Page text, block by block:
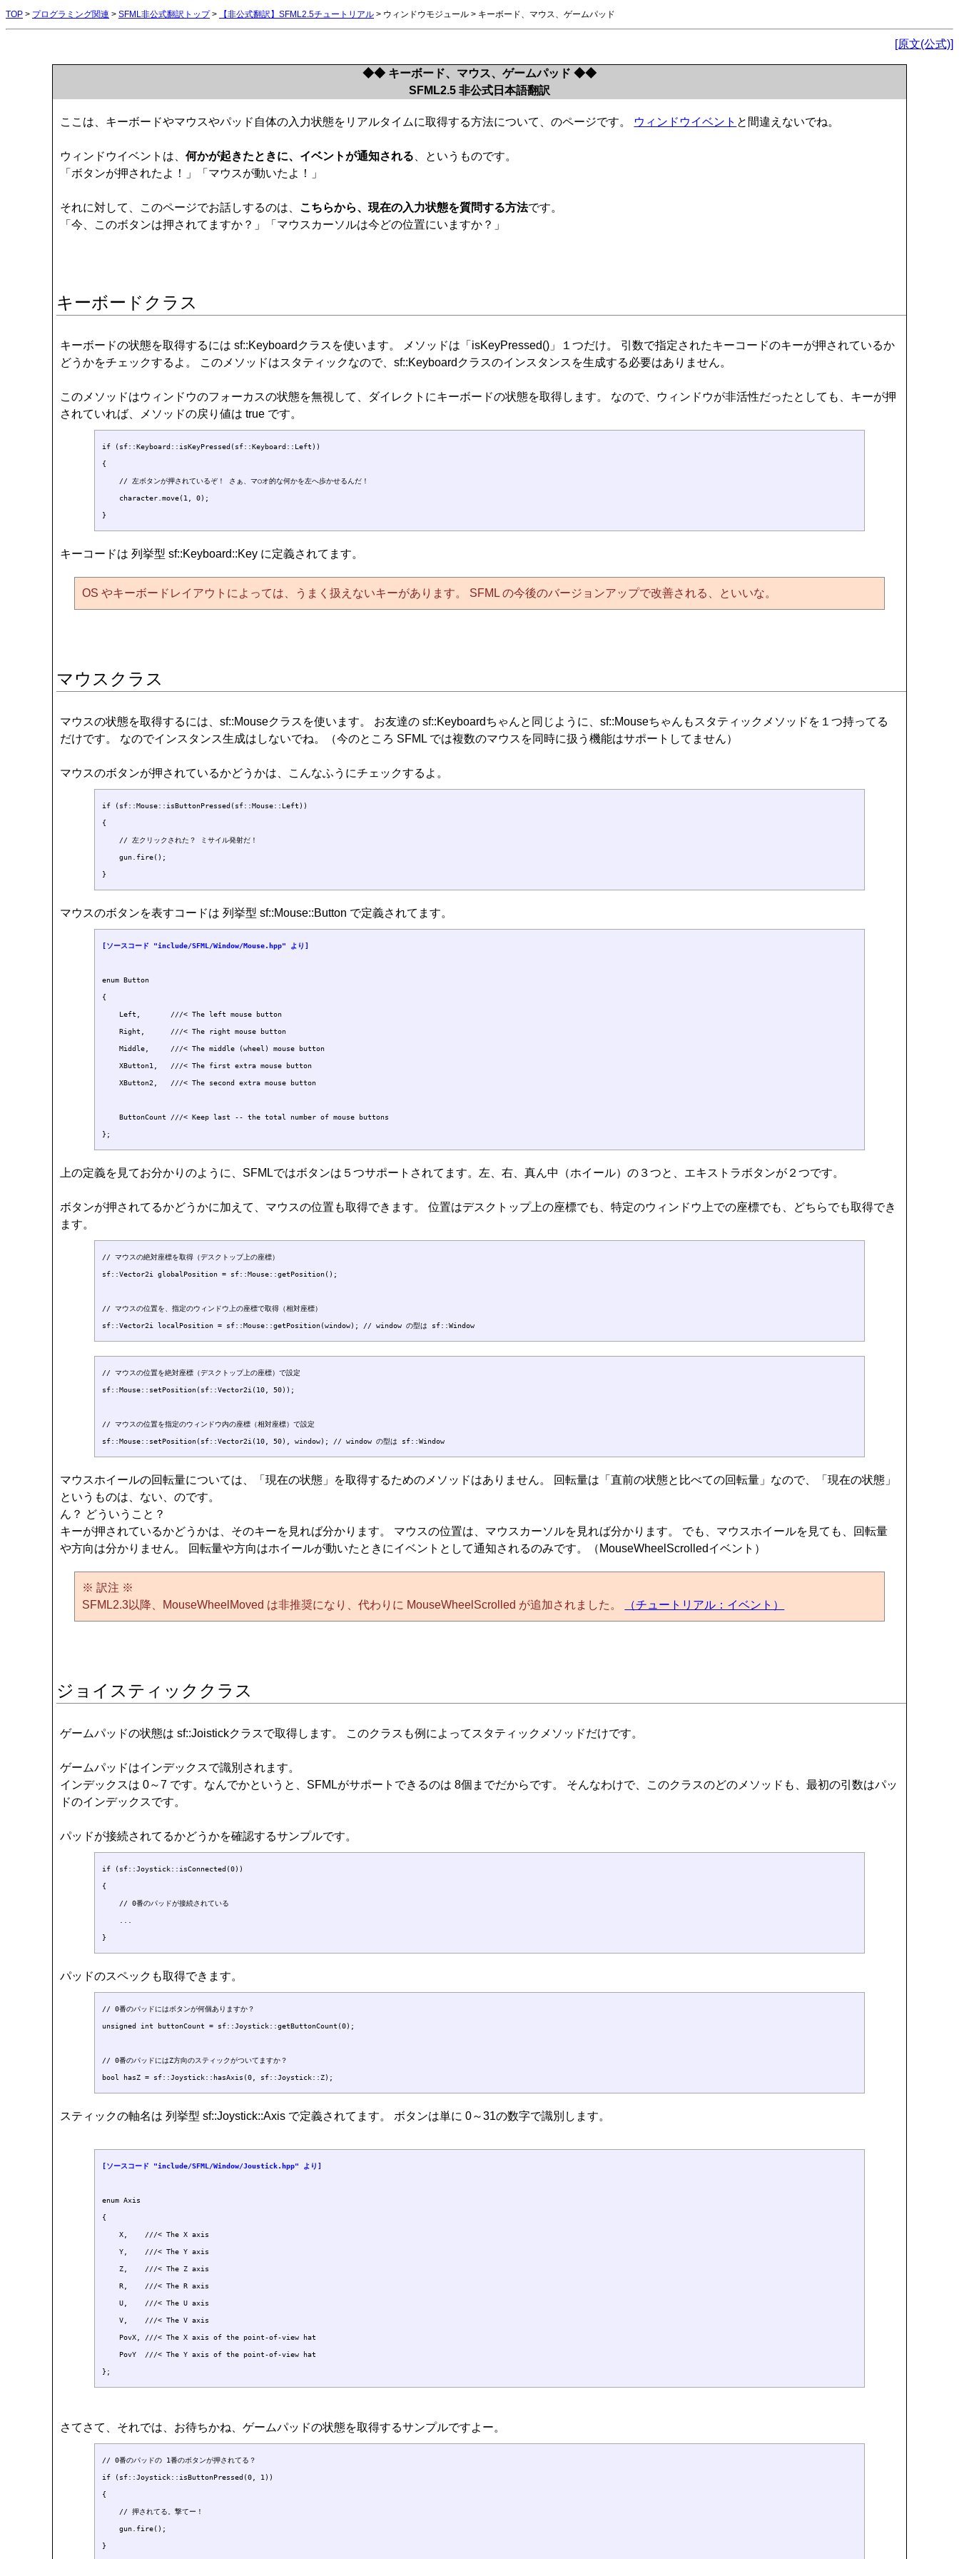
TOP > プログラミング関連 > SFML非公式翻訳トップ> 【非公式翻訳】SFML2.5チュートリアル > ウィンドウモジュール > キーボード、マウス、ゲームパッド
[原文(公式)]
◆◆ キーボード、マウス、ゲームパッド ◆◆
SFML2.5 非公式日本語翻訳
ここは、キーボードやマウスやパッド自体の入力状態をリアルタイムに取得する方法について、のページです。 ウィンドウイベント と間違えないでね。
ウィンドウイベントは、何かが起きたときに、イベントが通知される 、というものです。
「ボタンが押されたよ！」「マウスが動いたよ！」
それに対して、このページでお話しするのは、 こちらから、現在の入力状態を質問する方法です。
「今、このボタンは押されてますか？」「マウスカーソルは今どの位置にいますか？」
キーボードクラス
キーボードの状態を取得するには sf::Keyboardクラスを使います。 メソッドは「isKeyPressed()」１つだけ。 引数で指定されたキーコードのキーが押されているか
どうかをチェックするよ。 このメソッドはスタティックなので、sf::Keyboardクラスのインスタンスを生成する必要はありません。
このメソッドはウィンドウのフォーカスの状態を無視して、ダイレクトにキーボードの状態を取得します。 なので、ウィンドウが非活性だったとしても、キーが押
されていれば、メソッドの戻り値は true です。
if (sf::Keyboard::isKeyPressed(sf::Keyboard::Left))
{
    // 左ボタンが押されているぞ！ さぁ、マ○オ的な何かを左へ歩かせるんだ！
    character.move(1, 0);
キーコードは 列挙型 sf::Keyboard::Key に定義されてます。
OS やキーボードレイアウトによっては、うまく扱えないキーがあります。 SFML の今後のバージョンアップで改善される、といいな。
マウスクラス
マウスの状態を取得するには、sf::Mouseクラスを使います。 お友達の sf::Keyboardちゃんと同じように、sf::Mouseちゃんもスタティックメソッドを１つ持ってる
だけです。 なのでインスタンス生成はしないでね。（今のところ SFML では複数のマウスを同時に扱う機能はサポートしてません）
マウスのボタンが押されているかどうかは、こんなふうにチェックするよ。
if (sf::Mouse::isButtonPressed(sf::Mouse::Left))
{
    // 左クリックされた？ ミサイル発射だ！
    gun.fire();
マウスのボタンを表すコードは 列挙型 sf::Mouse::Button で定義されてます。
[ソースコード "include/SFML/Window/Mouse.hpp" より]
enum Button
{
    Left,       ///< The left mouse button
    Right,      ///< The right mouse button
    Middle,     ///< The middle (wheel) mouse button
    XButton1,   ///< The first extra mouse button
    XButton2,   ///< The second extra mouse button
    ButtonCount ///< Keep last -- the total number of mouse buttons
上の定義を見てお分かりのように、SFMLではボタンは５つサポートされてます。左、右、真ん中（ホイール）の３つと、エキストラボタンが２つです。
ボタンが押されてるかどうかに加えて、マウスの位置も取得できます。 位置はデスクトップ上の座標でも、特定のウィンドウ上での座標でも、どちらでも取得でき
ます。
// マウスの絶対座標を取得（デスクトップ上の座標）
sf::Vector2i globalPosition = sf::Mouse::getPosition();
// マウスの位置を、指定のウィンドウ上の座標で取得（相対座標）
// マウスの位置を絶対座標（デスクトップ上の座標）で設定
sf::Mouse::setPosition(sf::Vector2i(10, 50));
// マウスの位置を指定のウィンドウ内の座標（相対座標）で設定
マウスホイールの回転量については、「現在の状態」を取得するためのメソッドはありません。 回転量は「直前の状態と比べての回転量」なので、「現在の状態」
というものは、ない、のです。
ん？ どういうこと？
キーが押されているかどうかは、そのキーを見れば分かります。 マウスの位置は、マウスカーソルを見れば分かります。 でも、マウスホイールを見ても、回転量
や方向は分かりません。 回転量や方向はホイールが動いたときにイベントとして通知されるのみです。（MouseWheelScrolledイベント）
※ 訳注 ※
SFML2.3以降、MouseWheelMoved は非推奨になり、代わりに MouseWheelScrolled が追加されました。
（チュートリアル：イベント）
ジョイスティッククラス
ゲームパッドの状態は sf::Joistickクラスで取得します。 このクラスも例によってスタティックメソッドだけです。
ゲームパッドはインデックスで識別されます。
インデックスは 0～7 です。なんでかというと、SFMLがサポートできるのは 8個までだからです。 そんなわけで、このクラスのどのメソッドも、最初の引数はパッ
ドのインデックスです。
パッドが接続されてるかどうかを確認するサンプルです。
if (sf::Joystick::isConnected(0))
{
    // 0番のパッドが接続されている
パッドのスペックも取得できます。
// 0番のパッドにはボタンが何個ありますか？
unsigned int buttonCount = sf::Joystick::getButtonCount(0);
// 0番のパッドにはZ方向のスティックがついてますか？
スティックの軸名は 列挙型 sf::Joystick::Axis で定義されてます。 ボタンは単に 0～31の数字で識別します。
[ソースコード "include/SFML/Window/Joustick.hpp" より]
enum Axis
{
    X,    ///< The X axis
    Y,    ///< The Y axis
    Z,    ///< The Z axis
    R,    ///< The R axis
    U,    ///< The U axis
    V,    ///< The V axis
    PovX, ///< The X axis of the point-of-view hat
    PovY  ///< The Y axis of the point-of-view hat
さてさて、それでは、お待ちかね、ゲームパッドの状態を取得するサンプルですよー。
// 0番のパッドの 1番のボタンが押されてる？
if (sf::Joystick::isButtonPressed(0, 1))
{
    // 押されてる。撃てー！
    gun.fire();
}